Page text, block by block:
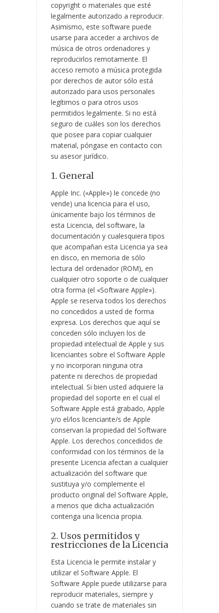
copyright o materiales que esté
legalmente autorizado a reproducir.
Asimismo, este software puede
usarse para acceder a archivos de
música de otros ordenadores y
reproducirlos remotamente. El
acceso remoto a música protegida
por derechos de autor sólo está
autorizado para usos personales
legítimos o para otros usos
permitidos legalmente. Si no está
seguro de cuáles son los derechos
que posee para copiar cualquier
material, póngase en contacto con
su asesor jurídico.
1. General
Apple Inc. («Apple») le concede (no
vende) una licencia para el uso,
únicamente bajo los términos de
esta Licencia, del software, la
documentación y cualesquiera tipos
que acompañan esta Licencia ya sea
en disco, en memoria de sólo
lectura del ordenador (ROM), en
cualquier otro soporte o de cualquier
otra forma (el «Software Apple»).
Apple se reserva todos los derechos
no concedidos a usted de forma
expresa. Los derechos que aquí se
conceden sólo incluyen los de
propiedad intelectual de Apple y sus
licenciantes sobre el Software Apple
y no incorporan ninguna otra
patente ni derechos de propiedad
intelectual. Si bien usted adquiere la
propiedad del soporte en el cual el
Software Apple está grabado, Apple
y/o el/los licenciante/s de Apple
conservan la propiedad del Software
Apple. Los derechos concedidos de
conformidad con los términos de la
presente Licencia afectan a cualquier
actualización del software que
sustituya y/o complemente el
producto original del Software Apple,
a menos que dicha actualización
contenga una licencia propia.
2. Usos permitidos y
restricciones de la Licencia
Esta Licencia le permite instalar y
utilizar el Software Apple. El
Software Apple puede utilizarse para
reproducir materiales, siempre y
cuando se trate de materiales sin